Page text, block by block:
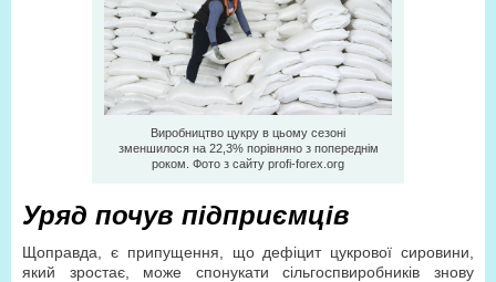
Виробництво цукру в цьому сезоні
зменшилося на 22,3% порівняно з попереднім
роком. Фото з сайту profi-forex.org
Уряд почув підприємців
Щоправда, є припущення, що дефіцит цукрової сировини,
який зростає, може спонукати сільгоспвиробників знову